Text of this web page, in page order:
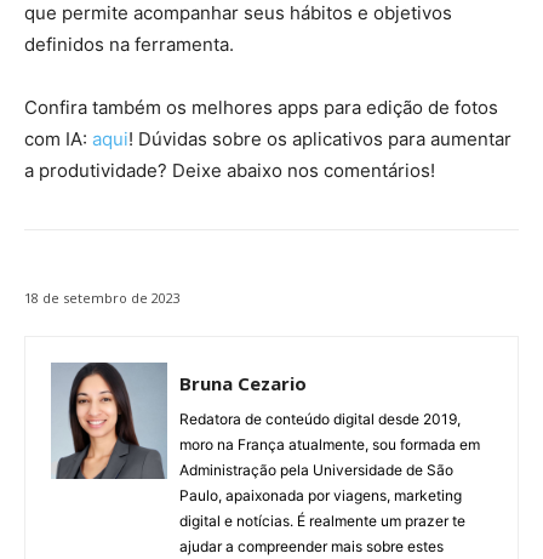
que permite acompanhar seus hábitos e objetivos
definidos na ferramenta.
Confira também os melhores apps para edição de fotos
com IA: aqui! Dúvidas sobre os aplicativos para aumentar
a produtividade? Deixe abaixo nos comentários!
18 de setembro de 2023
Bruna Cezario
Redatora de conteúdo digital desde 2019,
moro na França atualmente, sou formada em
Administração pela Universidade de São
Paulo, apaixonada por viagens, marketing
digital e notícias. É realmente um prazer te
ajudar a compreender mais sobre estes